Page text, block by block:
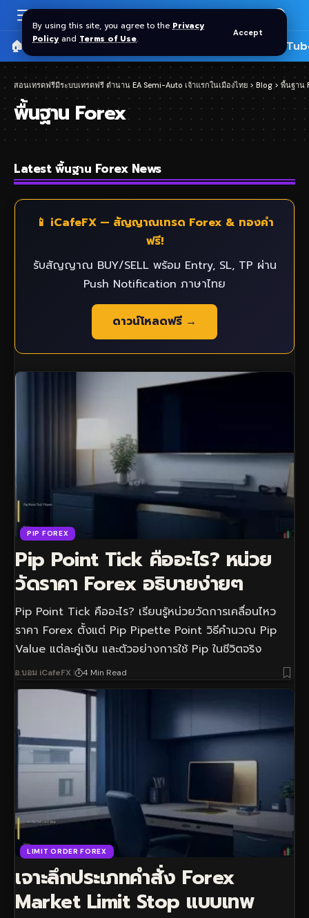
By using this site, you agree to the Privacy
Policy and Terms of Use.
Accept
🏠 หน้าแรก ราคาทอง SPDR 🎬
สอนเทรดฟรีมีระบบเทรดฟรี ตำนาน EA Semi-Auto เจ้าแรกในเมืองไทย > Blog> พื้นฐาน
พื้นฐาน Forex
Latest พื้นฐาน Forex News
📱 iCafeFX — สัญญาณเทรด Forex & ทองคำ
ฟรี!
รับสัญญาณ BUY/SELL พร้อม Entry, SL, TP ผ่าน
Push Notification ภาษาไทย
ดาวน์โหลดฟรี →
PIP FOREX
Pip Point Tick คืออะไร? หน่วย
วัดราคา Forex อธิบายง่ายๆ
Pip Point Tick คืออะไร? เรียนรู้หน่วยวัดการเคลื่อนไหว
ราคา Forex ตั้งแต่ Pip Pipette Point วิธีคำนวณ Pip
Value แต่ละคู่เงิน และตัวอย่างการใช้ Pip ในชีวิตจริง
อ.บอม iCafeFX 4 Min Read
LIMIT ORDER FOREX
เจาะลึกประเภทคำสั่ง Forex
Market Limit Stop แบบเทพ